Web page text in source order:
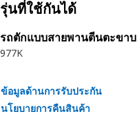
รุ่นที่ใช้กันได้
รถตักแบบสายพานตีนตะขาบ
977K
ข้อมูลด้านการรับประกัน
นโยบายการคืนสินค้า